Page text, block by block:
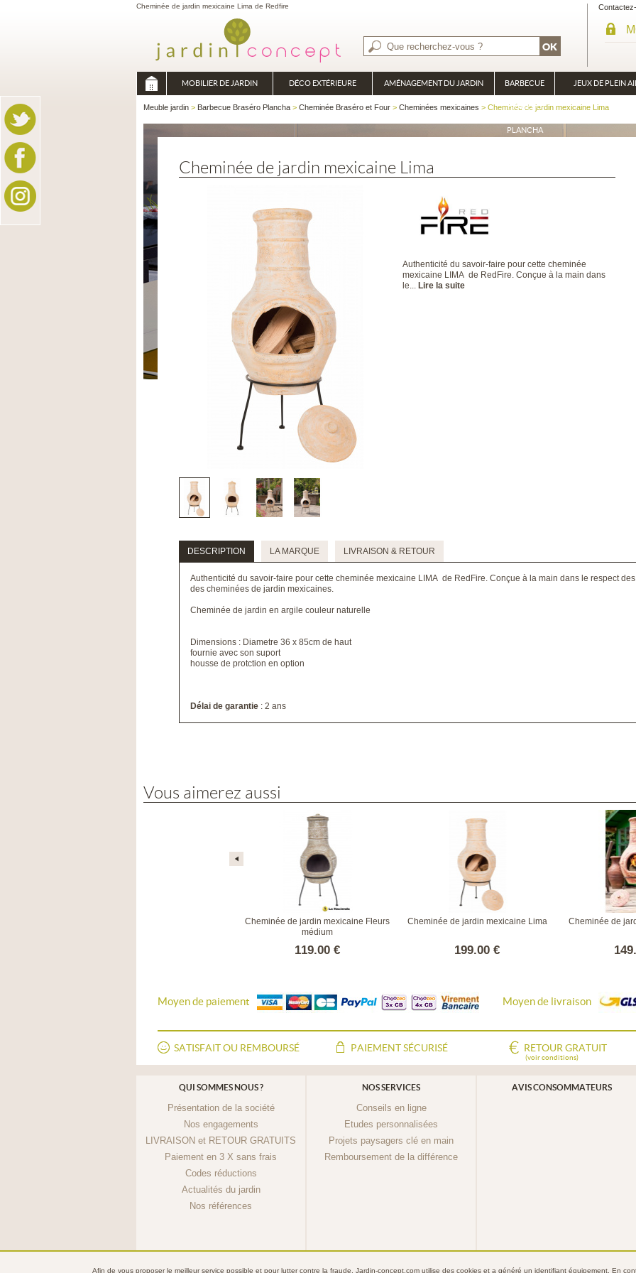
Cheminée de jardin mexicaine Lima de Redfire
MOBILIER DE JARDIN DÉCO EXTÉRIEURE AMÉNAGEMENT DU JARDIN BARBECUE
BRASÉRO
PLANCHA
JEUX DE PLEIN
Meuble jardin > Barbecue Braséro Plancha > Cheminée Braséro et Four > Cheminées mexicaines > Cheminée de jardin mexicaine Lima
Cheminée de jardin mexicaine Lima
Authenticité du savoir-faire pour cette cheminée
mexicaine LIMA de RedFire. Conçue à la main dans
le... Lire la suite
DESCRIPTION LA MARQUE LIVRAISON & RETOUR
Authenticité du savoir-faire pour cette cheminée mexicaine LIMA de RedFire. Conçue à la main dans le respect
des cheminées de jardin mexicaines.
Cheminée de jardin en argile couleur naturelle
Dimensions : Diametre 36 x 85cm de haut
fournie avec son suport
housse de protction en option
Délai de garantie : 2 ans
Vous aimerez aussi
Cheminée de jardin mexicaine Fleurs
médium
119.00 €
Cheminée de jardin mexicaine Lima
199.00 €
Cheminée de
Moyen de paiement Moyen de livraison
SATISFAIT OU REMBOURSÉ PAIEMENT SÉCURISÉ RETOUR GRATUIT
(voir conditions)
QUI SOMMES NOUS ?
Présentation de la société
Nos engagements
LIVRAISON et RETOUR GRATUITS
Paiement en 3 X sans frais
Codes réductions
Actualités du jardin
Nos références
NOS SERVICES
Conseils en ligne
Etudes personnalisées
Projets paysagers clé en main
Remboursement de la différence
AVIS CONSOMMATEURS
Afin de vous proposer le meilleur service possible et pour lutter contre la fraude, Jardin-concept.com utilise des cookies et a généré un identifiant équipement. En